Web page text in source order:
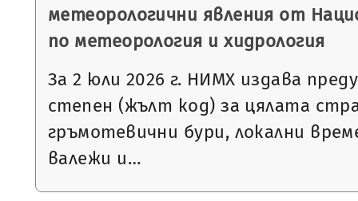
метеорологични явления от
по метеорология и хидрология
За 2 юли 2026 г. НИМХ издава
степен (жълт код) за цялата
гръмотевични бури, локални
валежи и…